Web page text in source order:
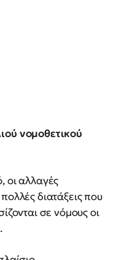
νομοθετικού
οι αλλαγές
διατάξεις που
σε νόμους οι